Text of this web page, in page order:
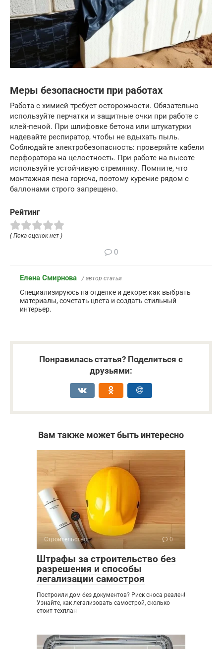
Меры безопасности при работах
Работа с химией требует осторожности. Обязательно
используйте перчатки и защитные очки при работе с
клей-пеной. При шлифовке бетона или штукатурки
надевайте респиратор, чтобы не вдыхать пыль.
Соблюдайте электробезопасность: проверяйте кабели
перфоратора на целостность. При работе на высоте
используйте устойчивую стремянку. Помните, что
монтажная пена горюча, поэтому курение рядом с
баллонами строго запрещено.
Рейтинг
( Пока оценок нет )
0
Елена Смирнова / автор статьи
Специализируюсь на отделке и декоре: как выбрать
материалы, сочетать цвета и создать стильный
интерьер.
Понравилась статья? Поделиться с
друзьями:
Вам также может быть интересно
Строительство 0
Штрафы за строительство без
разрешения и способы
легализации самостроя
Построили дом без документов? Риск сноса реален!
Узнайте, как легализовать самострой, сколько
стоит техплан